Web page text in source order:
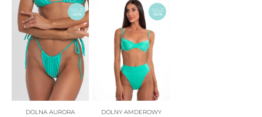
SALE
-50%
DOLNA AURORA
SALE
-50%
DOLNY AMDEROWY